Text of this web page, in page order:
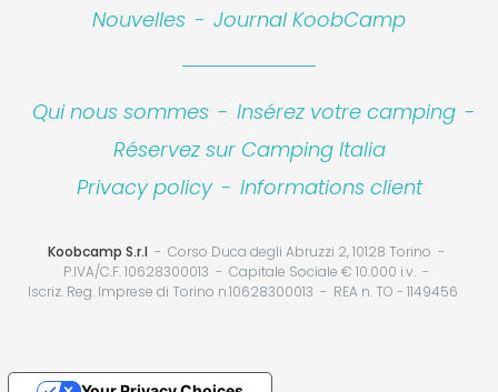
Nouvelles - Journal KoobCamp
Qui nous sommes - Insérez votre camping -
Réservez sur Camping Italia
Privacy policy - Informations client
Koobcamp S.r.l
Corso Duca degli Abruzzi 2, 10128 Torino
P.IVA/C.F. 10628300013
Capitale Sociale € 10.000 i.v.
Iscriz. Reg. Imprese di Torino n.10628300013
REA n. TO - 1149456